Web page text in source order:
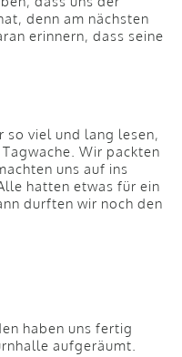
denn am nächsten
erinnern, dass seine
so viel und lang lesen,
Wir packten
uns auf ins
hatten etwas für ein
durften wir noch den
haben uns fertig
aufgeräumt.